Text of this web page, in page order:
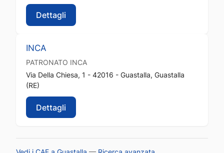
Dettagli
INCA
PATRONATO INCA
Via Della Chiesa, 1 - 42016 - Guastalla, Guastalla
(RE)
Dettagli